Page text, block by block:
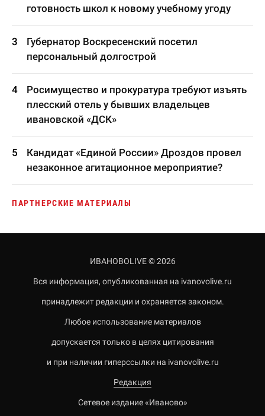
готовность школ к новому учебному угоду
Губернатор Воскресенский посетил
персональный долгострой
Росимущество и прокуратура требуют изъять
плесский отель у бывших владельцев
ивановской «ДСК»
Кандидат «Единой России» Дроздов провел
незаконное агитационное мероприятие?
ПАРТНЕРСКИЕ МАТЕРИАЛЫ
ИВАНОВОLIVE © 2026
Вся информация, опубликованная на ivanovolive.ru
принадлежит редакции и охраняется законом.
Любое использование материалов
допускается только в целях цитирования
и при наличии гиперссылки на ivanovolive.ru
Редакция
Сетевое издание «Иваново»